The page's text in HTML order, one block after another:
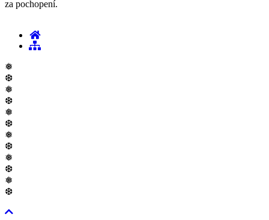
za pochopení.
❅
❆
❅
❆
❅
❆
❅
❆
❅
❆
❅
❆